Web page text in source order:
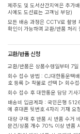
제주도 및 도서산간지역은 추가
시에도 도선료는 고객님 부담)
모든 배송 과정은 CCTV로 촬영
확인이 가능하며 교환/반품 처리
교환/반품 신청
교환/반품은 상품수령일부터 7
회수 접수 방법 : CJ대한통운
호 등록 ▷ 착불로 선택 ▷ 회수접
회수 접수 후 대한통운 담당 기
배송비 입금계좌 : 국민은행
에 휴대폰 뒷번호 4자리 기재 요
대량 구매 후 반품 시 반품 수거
문건/상품 개수 70% 이상 반품